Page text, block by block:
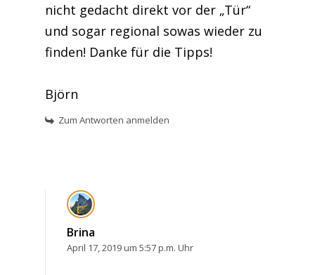
nicht gedacht direkt vor der „Tür“
und sogar regional sowas wieder zu
finden! Danke für die Tipps!
Björn
Zum Antworten anmelden
Brina
April 17, 2019 um 5:57 p.m. Uhr